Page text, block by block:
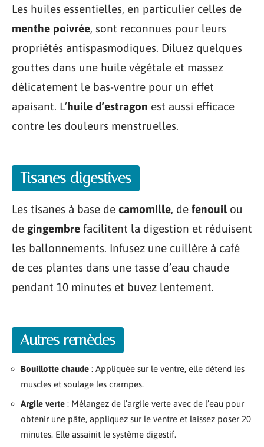
Les huiles essentielles, en particulier celles de
menthe poivrée, sont reconnues pour leurs
propriétés antispasmodiques. Diluez quelques
gouttes dans une huile végétale et massez
délicatement le bas-ventre pour un effet
apaisant. L’huile d’estragon est aussi efficace
contre les douleurs menstruelles.
Tisanes digestives
Les tisanes à base de camomille, de fenouil ou
de gingembre facilitent la digestion et réduisent
les ballonnements. Infusez une cuillère à café
de ces plantes dans une tasse d’eau chaude
pendant 10 minutes et buvez lentement.
Autres remèdes
Bouillotte chaude : Appliquée sur le ventre, elle détend les
muscles et soulage les crampes.
Argile verte : Mélangez de l’argile verte avec de l’eau pour
obtenir une pâte, appliquez sur le ventre et laissez poser 20
minutes. Elle assainit le système digestif.